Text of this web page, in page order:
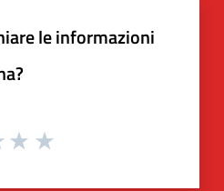
le informazioni